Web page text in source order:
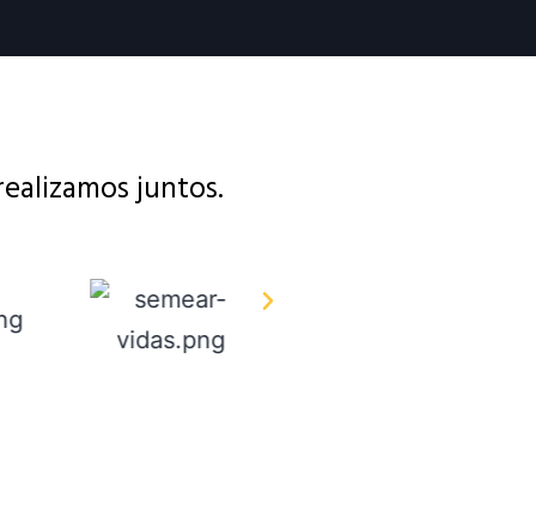
juntos.